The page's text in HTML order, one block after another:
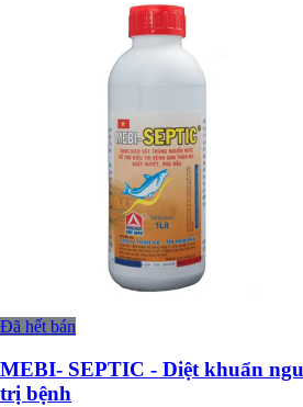
Đã hết bán
MEBI- SEPTIC - Diệt khuẩn
trị bệnh